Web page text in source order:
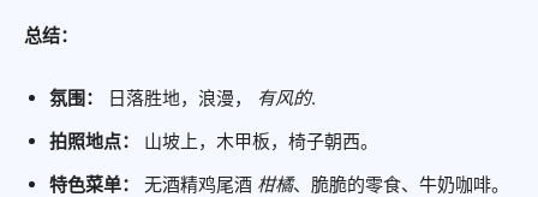
总结：
氛围： 日落胜地，浪漫， 有风的.
拍照地点：
山坡上，木甲板，椅子朝西。
特色菜单：
无酒精鸡尾酒 柑橘、脆脆的零食、牛奶咖啡。